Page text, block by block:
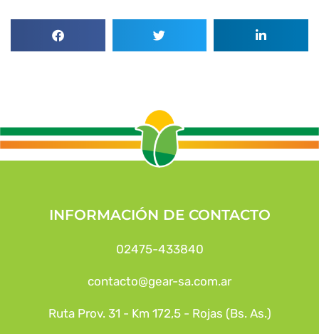
INFORMACIÓN DE CONTACTO
02475-433840
contacto@gear-sa.com.ar
Ruta Prov. 31 - Km 172,5 - Rojas (Bs. As.)